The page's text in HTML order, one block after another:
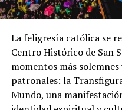
La feligresía católica se
Centro Histórico de San
momentos más
patronales: la
Mundo, una